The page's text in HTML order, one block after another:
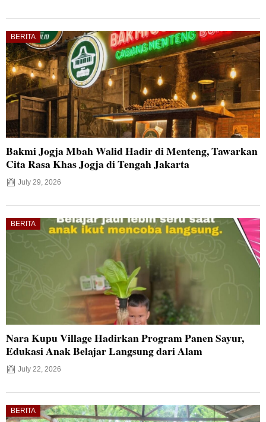
BERITA
Bakmi Jogja Mbah Walid Hadir di Menteng, Tawarkan
Cita Rasa Khas Jogja di Tengah Jakarta
July 29, 2026
BERITA
Nara Kupu Village Hadirkan Program Panen Sayur,
Edukasi Anak Belajar Langsung dari Alam
July 22, 2026
BERITA